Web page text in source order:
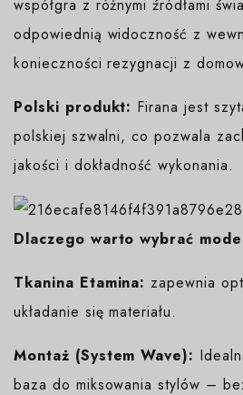
współgra z różnymi źródłami
odpowiednią widoczność z
konieczności rezygnacji z
Polski produkt: Firana jest
polskiej szwalni, co pozwala
jakości i dokładność wykonania.
Dlaczego warto wybrać
Tkanina Etamina: zapewnia
układanie się materiału.
Montaż (System Wave):
baza do miksowania stylów –